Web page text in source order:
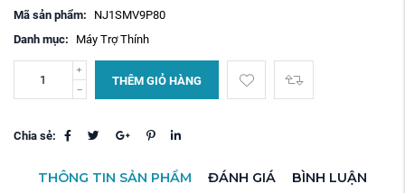
Mã sản phẩm:
NJ1SMV9P80
Danh mục:
Máy Trợ Thính
THÊM GIỎ HÀNG
Chia sẻ:
THÔNG TIN SẢN PHẨM ĐÁNH GIÁ BÌNH LUẬN